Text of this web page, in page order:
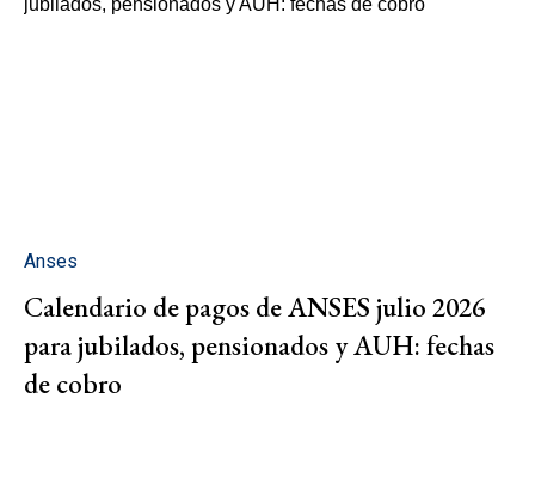
Anses
Calendario de pagos de ANSES julio 2026
para jubilados, pensionados y AUH: fechas
de cobro